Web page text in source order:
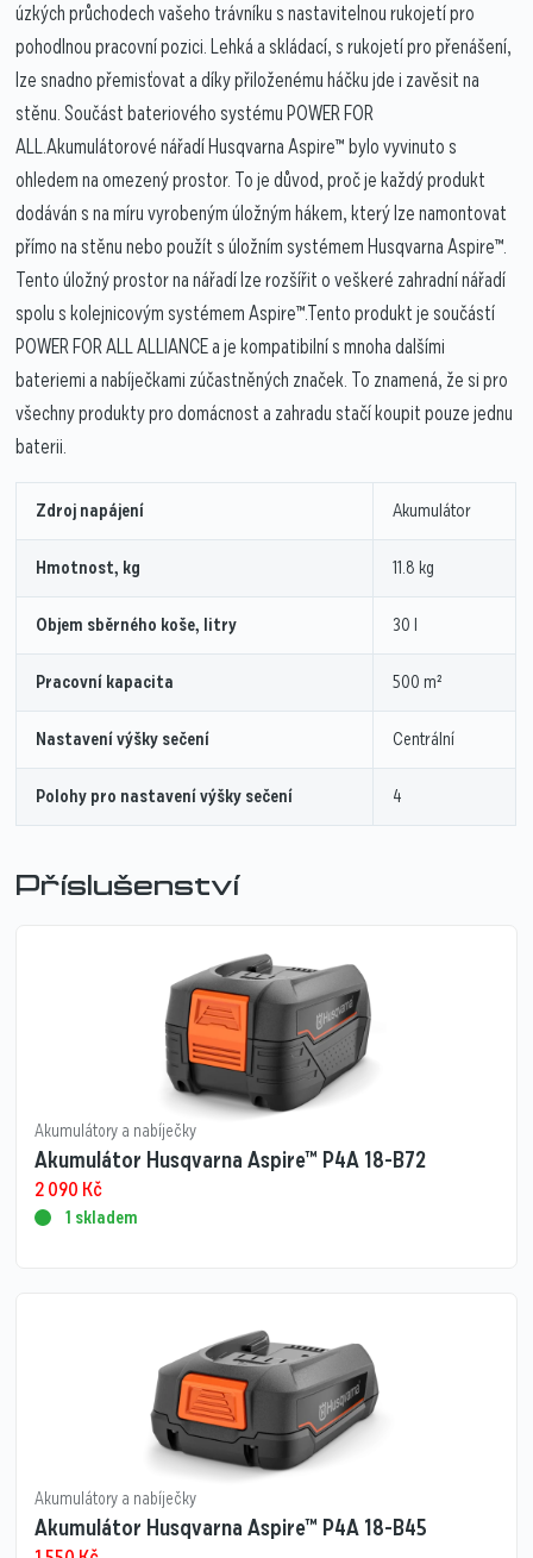
úzkých průchodech vašeho trávníku s nastavitelnou rukojetí pro
pohodlnou pracovní pozici. Lehká a skládací, s rukojetí pro přenášení,
lze snadno přemisťovat a díky přiloženému háčku jde i zavěsit na
stěnu. Součást bateriového systému POWER FOR
ALL.Akumulátorové nářadí Husqvarna Aspire™ bylo vyvinuto s
ohledem na omezený prostor. To je důvod, proč je každý produkt
dodáván s na míru vyrobeným úložným hákem, který lze namontovat
přímo na stěnu nebo použít s úložním systémem Husqvarna Aspire™.
Tento úložný prostor na nářadí lze rozšířit o veškeré zahradní nářadí
spolu s kolejnicovým systémem Aspire™.Tento produkt je součástí
POWER FOR ALL ALLIANCE a je kompatibilní s mnoha dalšími
bateriemi a nabíječkami zúčastněných značek. To znamená, že si pro
všechny produkty pro domácnost a zahradu stačí koupit pouze jednu
baterii.
Zdroj napájení Akumulátor
Hmotnost, kg 11.8 kg
Objem sběrného koše, litry 30 l
Pracovní kapacita 500 m²
Nastavení výšky sečení Centrální
Polohy pro nastavení výšky sečení 4
Příslušenství
Akumulátory a nabíječky
Akumulátor Husqvarna Aspire™ P4A 18-B72
2 090 Kč
1 skladem
Akumulátory a nabíječky
Akumulátor Husqvarna Aspire™ P4A 18-B45